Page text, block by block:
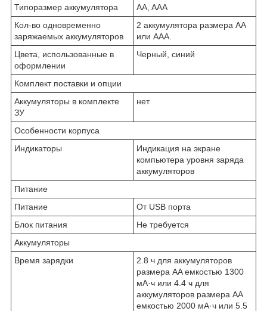
Типоразмер аккумулятора
AA, AAA
Кол-во одновременно
заряжаемых аккумуляторов
2 аккумулятора размера АА
или ААА.
Цвета, использованные в
оформлении
Черный, синий
Комплект поставки и опции
Аккумуляторы в комплекте
ЗУ
нет
Особенности корпуса
Индикаторы
Индикация на экране
компьютера уровня заряда
аккумуляторов
Питание
Питание
От USB порта
Блок питания
Не требуется
Аккумуляторы
Время зарядки
2.8 ч для аккумуляторов
размера АA емкостью 1300
мА·ч или 4.4 ч для
аккумуляторов размера АA
емкостью 2000 мА·ч или 5.5